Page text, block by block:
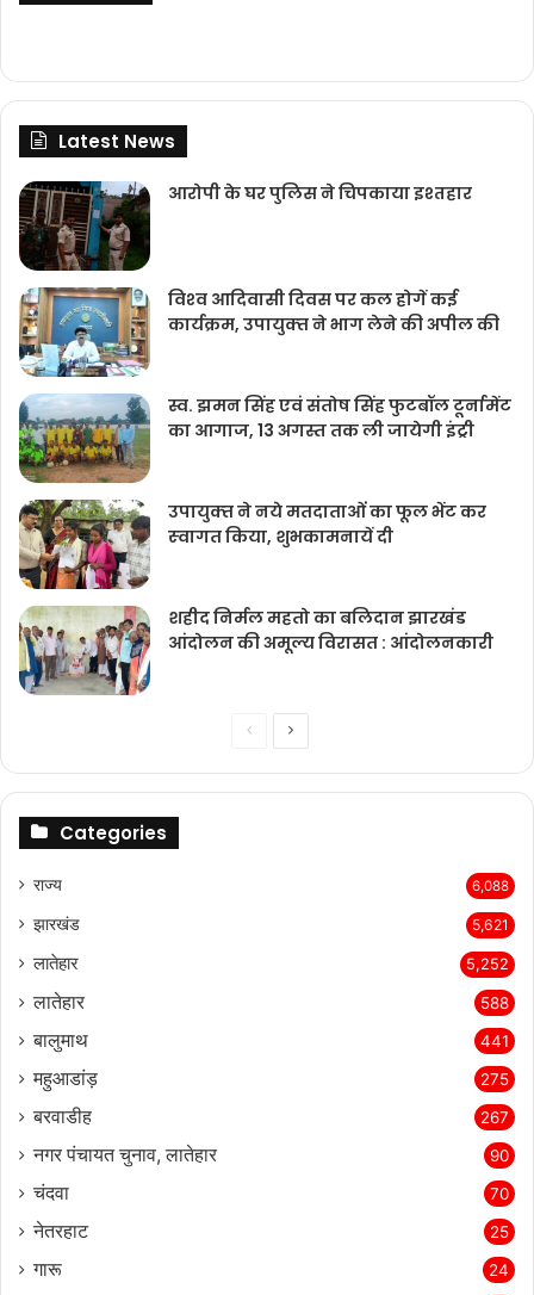
Latest News
आरोपी के घर पुलिस ने चिपकाया इश्तहार
विश्‍व आदिवासी दिवस पर कल होगें कई
कार्यक्रम, उपायुक्‍त ने भाग लेने की अपील की
स्व. झमन सिंह एवं संतोष सिंह फुटबॉल टूर्नामेंट
का आगाज, 13 अगस्त तक ली जायेगी इंट्री
उपायुक्‍त ने नये मतदाताओंं का फूल भेंट कर
स्‍वागत किया, शुभकामनायें दी
शहीद निर्मल महतो का बलिदान झारखंड
आंदोलन की अमूल्य विरासत : आंदोलनकारी
PreviousNext
Categories
राज्‍य 6,088
झारखंड 5,621
लातेहार 5,252
लातेहार 588
बालुमाथ 441
महुआडांड़ 275
बरवाडीह 267
नगर पंचायत चुनाव, लातेहार 90
चंदवा 70
नेतरहाट 25
गारू 24